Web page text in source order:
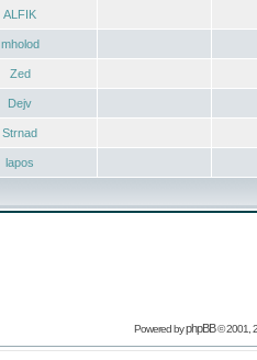
ALFIK
mholod
Zed
Dejv
Strnad
lapos
Powered byphpBB© 2001,